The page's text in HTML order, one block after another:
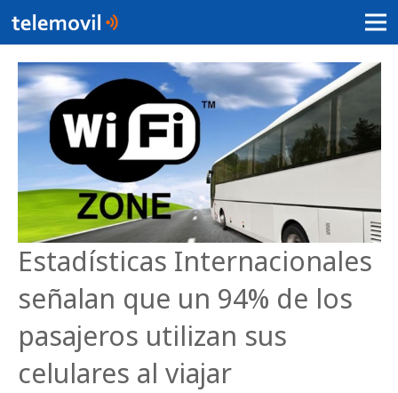
Estadísticas Internacionales
señalan que un 94% de los
pasajeros utilizan sus
celulares al viajar